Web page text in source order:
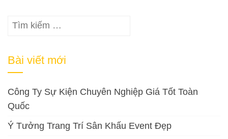
Tìm
Bài viết mới
Công Ty Sự Kiện Chuyên Nghiệp Giá Tốt Toàn
Quốc
Ý Tưởng Trang Trí Sân Khấu Event Đẹp